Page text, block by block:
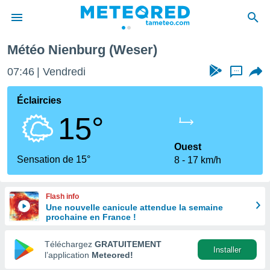
de
en
Météo Nienburg (Weser)
07:46 Vendredi ...
Éclaircies
15°
Sensation de 15°
Ouest
8
17 km/h
Flash info
Une nouvelle canicule attendue la semaine
prochaine en France !
Téléchargez GRATUITEMENT
l’application Meteored!
Installer